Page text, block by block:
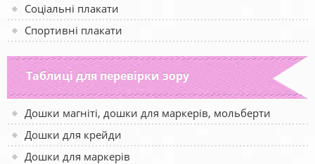
Соціальні плакати
Спортивні плакати
Таблиці для перевірки зору
Дошки магніті, дошки для маркерів, мольберти
Дошки для крейди
Дошки для маркерів